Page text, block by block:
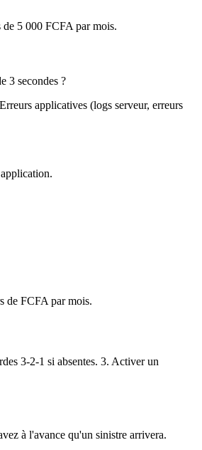
5 000 FCFA par mois.
3 secondes ?
applicatives (logs serveur, erreurs
de FCFA par mois.
3-2-1 si absentes. 3. Activer un
à l'avance qu'un sinistre arrivera.